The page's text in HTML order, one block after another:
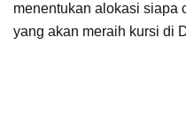
menentukan alokasi siapa
yang akan meraih kursi di